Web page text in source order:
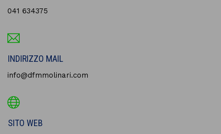
041 634375
INDIRIZZO MAIL
info@dfmmolinari.com
SITO WEB